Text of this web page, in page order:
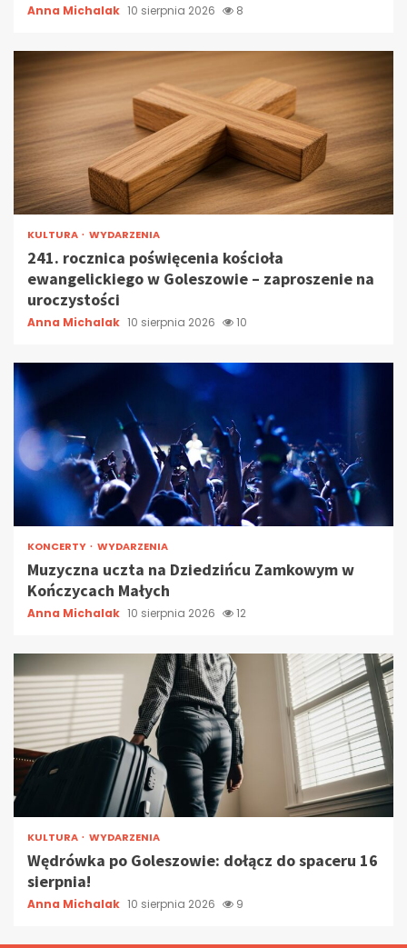
Anna Michalak 10 sierpnia 2026 8
KULTURA WYDARZENIA
241. rocznica poświęcenia kościoła
ewangelickiego w Goleszowie – zaproszenie na
uroczystości
Anna Michalak 10 sierpnia 2026 10
KONCERTY WYDARZENIA
Muzyczna uczta na Dziedzińcu Zamkowym w
Kończycach Małych
Anna Michalak 10 sierpnia 2026 12
KULTURA WYDARZENIA
Wędrówka po Goleszowie: dołącz do spaceru 16
sierpnia!
Anna Michalak 10 sierpnia 2026 9